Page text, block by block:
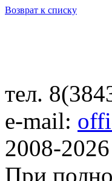
Возврат к списку
тел.
e-mail:
2008-
При